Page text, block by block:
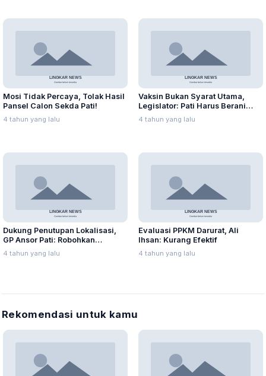
Mosi Tidak Percaya, Tolak Hasil
Pansel Calon Sekda Pati!
4 tahun yang lalu
Vaksin Bukan Syarat Utama,
Legislator: Pati Harus Berani
Mulai PTM
4 tahun yang lalu
Dukung Penutupan Lokalisasi,
GP Ansor Pati: Robohkan
Bangunan di Lorok Indah!
4 tahun yang lalu
Evaluasi PPKM Darurat, Ali
Ihsan: Kurang Efektif
4 tahun yang lalu
Rekomendasi untuk kamu